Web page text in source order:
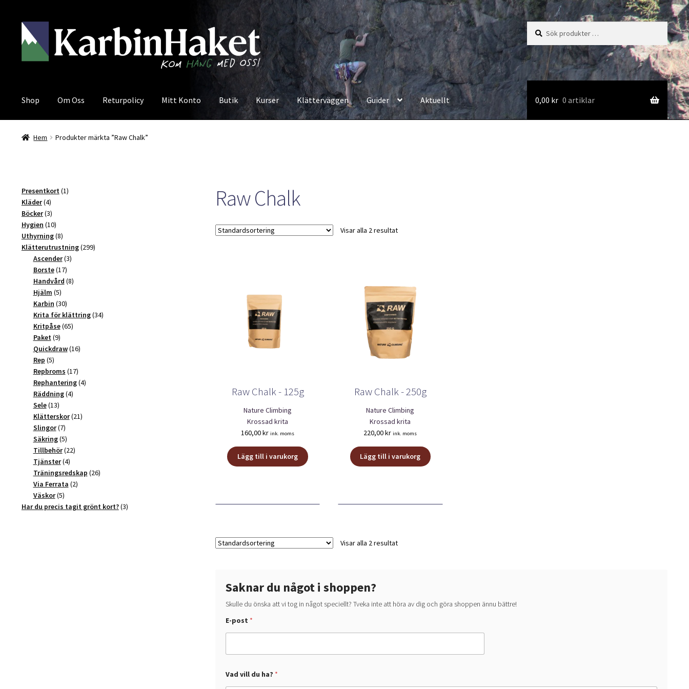
Hoppa
till
navigering
Hoppa
till
innehåll
Sök
efter:
Sök
Shop Om Oss Returpolicy Mitt Konto Butik Kurser Klätterväggen Guider Aktuellt 0,00 kr 0 artiklar
Hem Produkter märkta ”Raw Chalk”
Raw Chalk
Visar alla 2 resultat
Raw Chalk - 125g
Nature Climbing
Krossad krita
160,00kr ink. moms
Lägg till i varukorg
Raw Chalk - 250g
Nature Climbing
Krossad krita
220,00kr ink. moms
Lägg till i varukorg
Visar alla 2 resultat
Saknar du något i shoppen?
Skulle du önska att vi tog in något speciellt? Tveka inte att höra av dig och göra shoppen ännu bättre!
E-post *
iVad vill du ha? *
Presentkort 11
Kläder 44
produkter
Böcker 33
produkter
Hygien 1010
produkter
Uthyrning 88
produkter
Klätterutrustning 299299
Ascender 33
Borste 1717
produkter
Handvård 88
Hjälm 55
produkter
Karbin 3030
produkter
Krita för klättring 3434
Kritpåse 6565
Paket 99
produkter
Quickdraw 1616
Rep 55
produkter
Repbroms 1717
produkter
Rephantering 44
Räddning 44
Sele 1313
produkter
Klätterskor 2121
Slingor 77
produkter
Säkring 55
produkter
Tillbehör 2222
Tjänster 44
produkter
Träningsredskap 2626
Via Ferrata 22
Väskor 55
produkter
Har du precis tagit grönt kort? 33